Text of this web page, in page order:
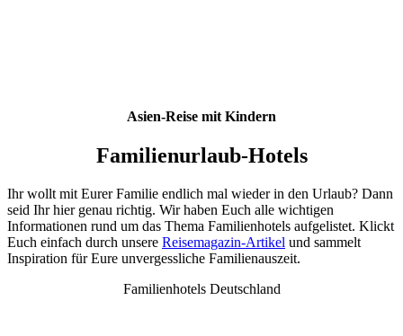
Asien-Reise mit Kindern
Familienurlaub-Hotels
Ihr wollt mit Eurer Familie endlich mal wieder in den Urlaub? Dann
seid Ihr hier genau richtig. Wir haben Euch alle wichtigen
Informationen rund um das Thema Familienhotels aufgelistet. Klickt
Euch einfach durch unsere Reisemagazin-Artikel und sammelt
Inspiration für Eure unvergessliche Familienauszeit.
Familienhotels Deutschland